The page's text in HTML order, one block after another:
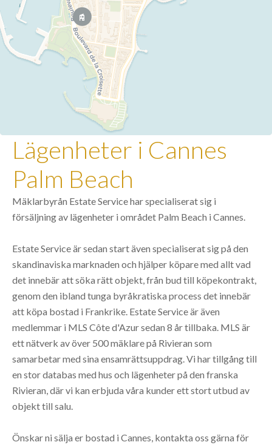
Lägenheter i Cannes
Palm Beach
Mäklarbyrån Estate Service har specialiserat sig i
försäljning av lägenheter i området Palm Beach i Cannes.
Estate Service är sedan start även specialiserat sig på den
skandinaviska marknaden och hjälper köpare med allt vad
det innebär att söka rätt objekt, från bud till köpekontrakt,
genom den ibland tunga byråkratiska process det innebär
att köpa bostad i Frankrike. Estate Service är även
medlemmar i MLS Côte d'Azur sedan 8 år tillbaka. MLS är
ett nätverk av över 500 mäklare på Rivieran som
samarbetar med sina ensamrättsuppdrag. Vi har tillgång till
en stor databas med hus och lägenheter på den franska
Rivieran, där vi kan erbjuda våra kunder ett stort utbud av
objekt till salu.
Önskar ni sälja er bostad i Cannes, kontakta oss gärna för